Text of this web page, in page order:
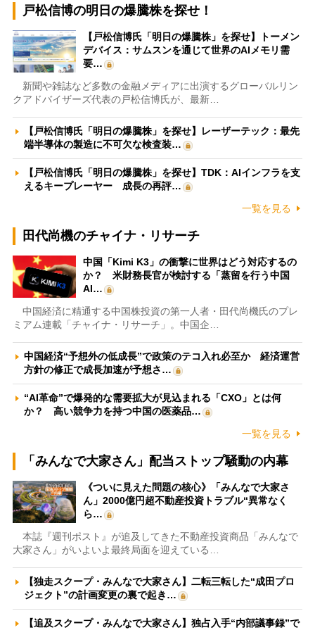
戸松信博の明日の爆騰株を探せ！
【戸松信博氏「明日の爆騰株」を探せ】トーメン
デバイス：サムスンを通じて世界のAIメモリ需
要…
新聞や雑誌など多数の金融メディアに出演するグローバルリン
クアドバイザーズ代表の戸松信博氏が、最新…
【戸松信博氏「明日の爆騰株」を探せ】レーザーテック：最先
端半導体の製造に不可欠な検査装…
【戸松信博氏「明日の爆騰株」を探せ】TDK：AIインフラを支
えるキープレーヤー 成長の再評…
一覧を見る
田代尚機のチャイナ・リサーチ
中国「Kimi K3」の衝撃に世界はどう対応するの
か？ 米財務長官が検討する「蒸留を行う中国
AI…
中国経済に精通する中国株投資の第一人者・田代尚機氏のプレ
ミアム連載「チャイナ・リサーチ」。中国企…
中国経済“予想外の低成長”で政策のテコ入れ必至か 経済運営
方針の修正で成長加速が予想さ…
“AI革命”で爆発的な需要拡大が見込まれる「CXO」とは何
か？ 高い競争力を持つ中国の医薬品…
一覧を見る
「みんなで大家さん」配当ストップ騒動の内幕
《ついに見えた問題の核心》「みんなで大家さ
ん」2000億円超不動産投資トラブル“異常なく
ら…
本誌『週刊ポスト』が追及してきた不動産投資商品「みんなで
大家さん」がいよいよ最終局面を迎えている…
【独走スクープ・みんなで大家さん】二転三転した“成田プロ
ジェクト”の計画変更の裏で起き…
【追及スクープ・みんなで大家さん】独占入手“内部議事録”で